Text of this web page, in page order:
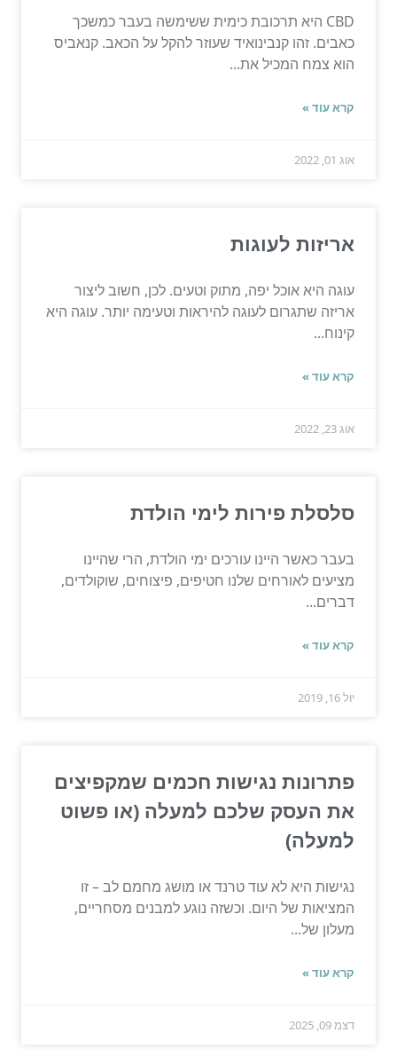
CBD היא תרכובת כימית ששימשה בעבר כמשכך
כאבים. זהו קנבינואיד שעוזר להקל על הכאב. קנאביס
הוא צמח המכיל את...
קרא עוד »
אוג 01, 2022
אריזות לעוגות
עוגה היא אוכל יפה, מתוק וטעים. לכן, חשוב ליצור
אריזה שתגרום לעוגה להיראות וטעימה יותר. עוגה היא
קינוח...
קרא עוד »
אוג 23, 2022
סלסלת פירות לימי הולדת
בעבר כאשר היינו עורכים ימי הולדת, הרי שהיינו
מציעים לאורחים שלנו חטיפים, פיצוחים, שוקולדים,
דברים...
קרא עוד »
יול 16, 2019
פתרונות נגישות חכמים שמקפיצים
את העסק שלכם למעלה (או פשוט
למעלה)
נגישות היא לא עוד טרנד או מושג מחמם לב – זו
המציאות של היום. וכשזה נוגע למבנים מסחריים,
מעלון של...
קרא עוד »
דצמ 09, 2025